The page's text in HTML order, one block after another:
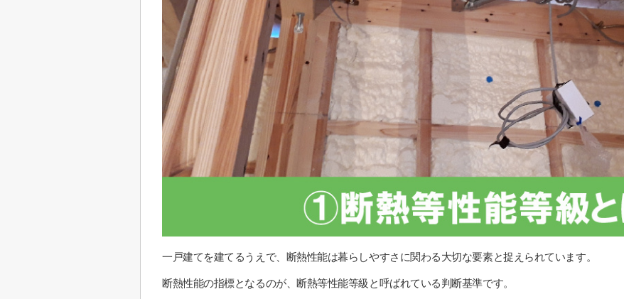
一戸建てを建てるうえで、断熱性能は暮らしやすさに関わる大切な要素と捉えられています。
断熱性能の指標となるのが、断熱等性能等級と呼ばれている判断基準です。